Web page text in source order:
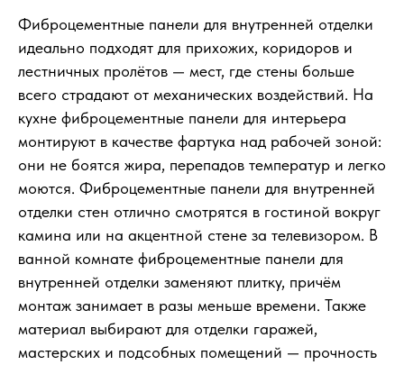
Фиброцементные панели для внутренней отделки
идеально подходят для прихожих, коридоров и
лестничных пролётов — мест, где стены больше
всего страдают от механических воздействий. На
кухне фиброцементные панели для интерьера
монтируют в качестве фартука над рабочей зоной:
они не боятся жира, перепадов температур и легко
моются. Фиброцементные панели для внутренней
отделки стен отлично смотрятся в гостиной вокруг
камина или на акцентной стене за телевизором. В
ванной комнате фиброцементные панели для
внутренней отделки заменяют плитку, причём
монтаж занимает в разы меньше времени. Также
материал выбирают для отделки гаражей,
мастерских и подсобных помещений — прочность